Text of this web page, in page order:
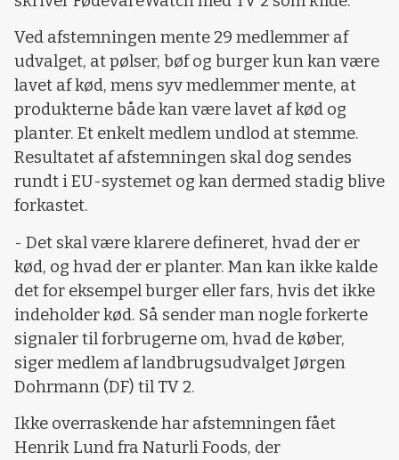
Ved afstemningen mente 29 medlemmer af
udvalget, at pølser, bøf og burger kun kan være
lavet af kød, mens syv medlemmer mente, at
produkterne både kan være lavet af kød og
planter. Et enkelt medlem undlod at stemme.
Resultatet af afstemningen skal dog sendes
rundt i EU-systemet og kan dermed stadig blive
forkastet.
- Det skal være klarere defineret, hvad der er
kød, og hvad der er planter. Man kan ikke kalde
det for eksempel burger eller fars, hvis det ikke
indeholder kød. Så sender man nogle forkerte
signaler til forbrugerne om, hvad de køber,
siger medlem af landbrugsudvalget Jørgen
Dohrmann (DF) til TV 2.
Ikke overraskende har afstemningen fået
Henrik Lund fra Naturli Foods, der